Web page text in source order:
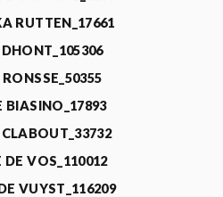
RUTTEN_17661
BIASINO_17893
VOS_110012
VUYST_116209